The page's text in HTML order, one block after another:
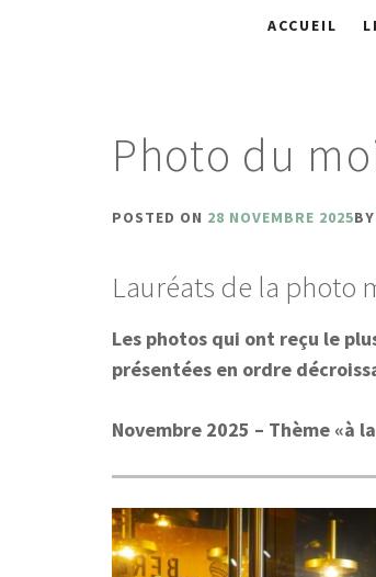
ACCUEIL
Photo du
POSTED ON 28 NOVEMBRE 2025BY
Lauréats de la photo
Les photos qui ont reçu le
présentées en ordre
Novembre 2025 – Thème «à